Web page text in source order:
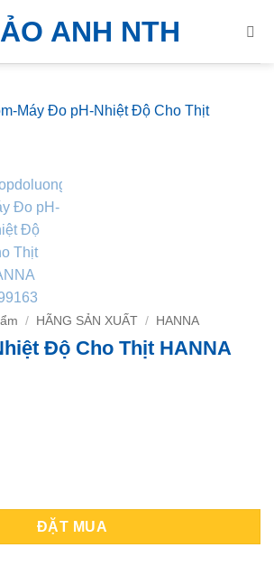
/ HÃNG SẢN XUẤT / HANNA
Độ Cho Thịt HANNA
Cho Thịt HANNA HI99163 số lượng
ĐẶT MUA